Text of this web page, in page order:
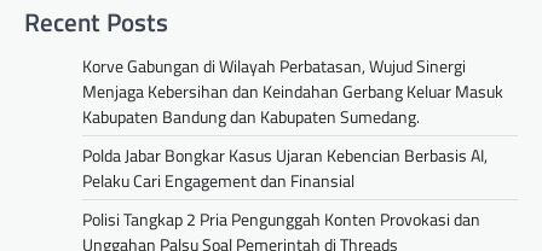
Recent Posts
Korve Gabungan di Wilayah Perbatasan, Wujud Sinergi
Menjaga Kebersihan dan Keindahan Gerbang Keluar Masuk
Kabupaten Bandung dan Kabupaten Sumedang.
Polda Jabar Bongkar Kasus Ujaran Kebencian Berbasis AI,
Pelaku Cari Engagement dan Finansial
Polisi Tangkap 2 Pria Pengunggah Konten Provokasi dan
Unggahan Palsu Soal Pemerintah di Threads